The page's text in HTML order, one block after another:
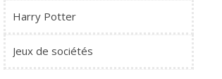
Harry Potter
Jeux de sociétés